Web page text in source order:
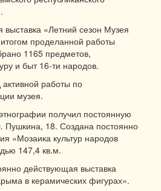
выставка «Летний сезон Музея
проделанной работы
1165 предметов,
и быт 16-ти народов.
работы по
музея.
получил постоянную
Пушкина, 18. Создана постоянно
«Мозаика культур народов
147,4 кв.м.
действующая выставка
в керамических фигурах».